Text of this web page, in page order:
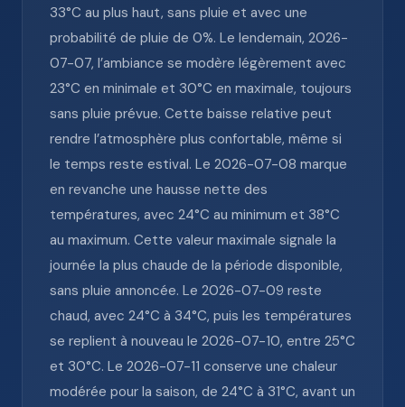
33°C au plus haut, sans pluie et avec une
probabilité de pluie de 0%. Le lendemain, 2026-
07-07, l’ambiance se modère légèrement avec
23°C en minimale et 30°C en maximale, toujours
sans pluie prévue. Cette baisse relative peut
rendre l’atmosphère plus confortable, même si
le temps reste estival. Le 2026-07-08 marque
en revanche une hausse nette des
températures, avec 24°C au minimum et 38°C
au maximum. Cette valeur maximale signale la
journée la plus chaude de la période disponible,
sans pluie annoncée. Le 2026-07-09 reste
chaud, avec 24°C à 34°C, puis les températures
se replient à nouveau le 2026-07-10, entre 25°C
et 30°C. Le 2026-07-11 conserve une chaleur
modérée pour la saison, de 24°C à 31°C, avant un